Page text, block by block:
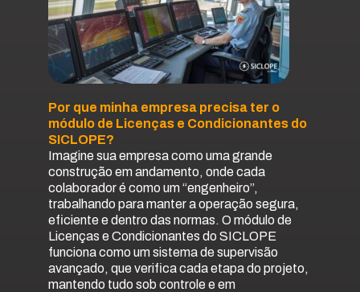
Por que minha empresa precisa ter o
módulo de Licenças e Condicionantes do
SICLOPE?
Imagine sua empresa como uma grande
construção em andamento, onde cada
colaborador é como um “engenheiro”,
trabalhando para manter a operação segura,
eficiente e dentro das normas. O módulo de
Licenças e Condicionantes do SICLOPE
funciona como um sistema de supervisão
avançado, que verifica cada etapa do projeto,
mantendo tudo sob controle e em